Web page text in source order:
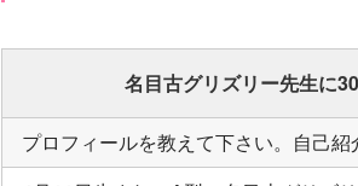
名目古グリズリー先生に
プロフィールを教えて下さい。自己紹